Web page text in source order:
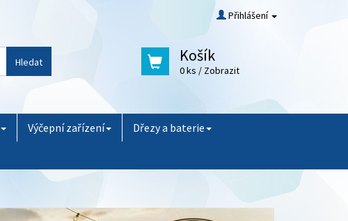
Přihlášení
Hledat Košík
0 ks / Zobrazit
Výčepní zařízení
Dřezy a baterie